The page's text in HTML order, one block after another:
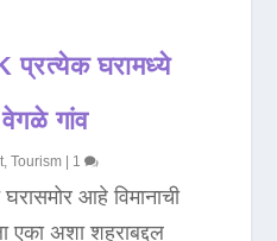
घरामध्ये
गांव
,Tourism 1
आहे विमानाची
एका अशा शहराबद्दल